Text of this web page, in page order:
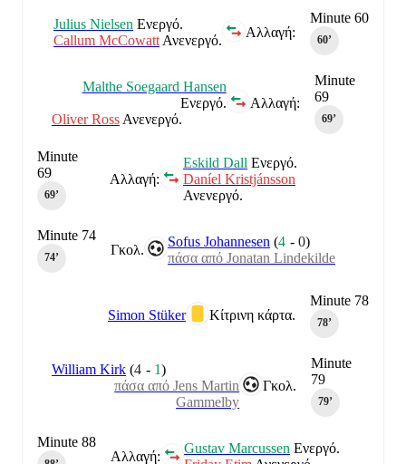
Minute 60
60‎’‎
Αλλαγή:
Julius Nielsen Ενεργό.
Callum McCowatt Ανενεργό.
Minute
69
69‎’‎
Αλλαγή:
Malthe Soegaard Hansen
Ενεργό.
Oliver Ross Ανενεργό.
Αλλαγή:
Eskild Dall Ενεργό.
Daníel Kristjánsson
Ανενεργό.
Minute
69
69‎’‎
Γκολ.
Sofus Johannesen (4 -0)
πάσα από Jonatan Lindekilde
Minute 74
74‎’‎
Minute 78
78‎’‎
Κίτρινη κάρτα.
Simon Stüker
Minute
79
79‎’‎
Γκολ.
William Kirk (4 - 1)
πάσα από Jens Martin
Gammelby
Αλλαγή:
Gustav Marcussen Ενεργό.
Minute 88